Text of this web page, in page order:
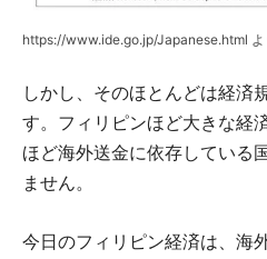
https://www.ide.go.jp/Japanese.html よ
しかし、そのほとんどは経済
す。フィリピンほど大きな経
ほど海外送金に依存している
ません。
今日のフィリピン経済は、海